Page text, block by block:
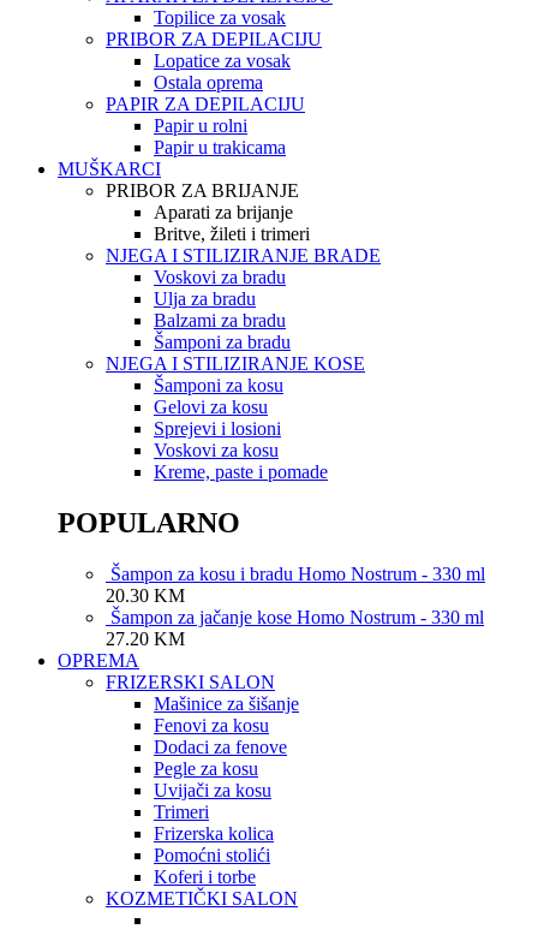
Topilice za vosak
PRIBOR ZA DEPILACIJU
Lopatice za vosak
Ostala oprema
PAPIR ZA DEPILACIJU
Papir u rolni
Papir u trakicama
MUŠKARCI
PRIBOR ZA BRIJANJE
Aparati za brijanje
Britve, žileti i trimeri
NJEGA I STILIZIRANJE BRADE
Voskovi za bradu
Ulja za bradu
Balzami za bradu
Šamponi za bradu
NJEGA I STILIZIRANJE KOSE
Šamponi za kosu
Gelovi za kosu
Sprejevi i losioni
Voskovi za kosu
Kreme, paste i pomade
POPULARNO
Šampon za kosu i bradu Homo Nostrum - 330 ml
20.30 KM
Šampon za jačanje kose Homo Nostrum - 330 ml
27.20 KM
OPREMA
FRIZERSKI SALON
Mašinice za šišanje
Fenovi za kosu
Dodaci za fenove
Pegle za kosu
Uvijači za kosu
Trimeri
Frizerska kolica
Pomoćni stolići
Koferi i torbe
KOZMETIČKI SALON